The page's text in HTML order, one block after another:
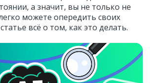
а значит, вы не только не
можете опередить своих
всё о том, как это делать.